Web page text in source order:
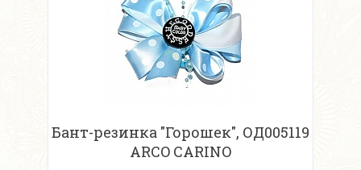
Бант-резинка "Горошек", ОД005119
ARCO CARINO